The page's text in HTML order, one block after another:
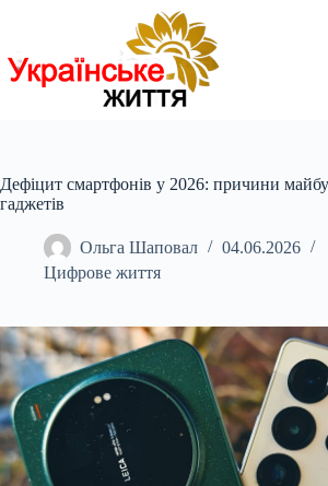
Дефіцит смартфонів у 2026: причини
гаджетів
Ольга Шаповал
04.06.2026
Цифрове життя